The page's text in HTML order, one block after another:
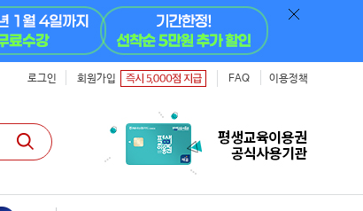
로그인 회원가입 FAQ 이용정책